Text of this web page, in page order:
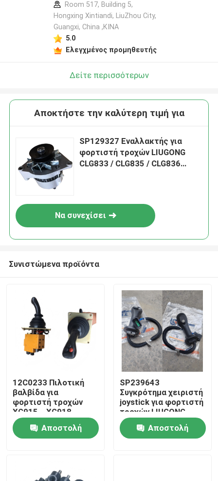
Σπίτι
Βίντεο
Room 517, Building 5,
Hongxing Xintiandi, LiuZhou City,
Guangxi, China ,ΚΙΝΑ
5.0
Ελεγχμένος προμηθευτής
Δείτε περισσότερων
Αποκτήστε την καλύτερη τιμή για
SP129327 Εναλλακτής για
φορτιστή τροχών LIUGONG
CLG833 / CLG835 / CLG836
Να συνεχίσει
Συνιστώμενα προϊόντα
12C0233 Πιλοτική
βαλβίδα για
φορτιστή τροχών
XG915、XG918、
XG932、XG955、
XG962、XG982
Αντικειμή
Αποστολή
SP239643
Συγκρότημα χειριστή
joystick για φορτιστή
τροχών LIUGONG
CLG856H Excavator
CLG920D、
CLG922D、CLG925D
Αποστολή